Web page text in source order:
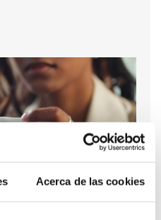
Acerca de las cookies